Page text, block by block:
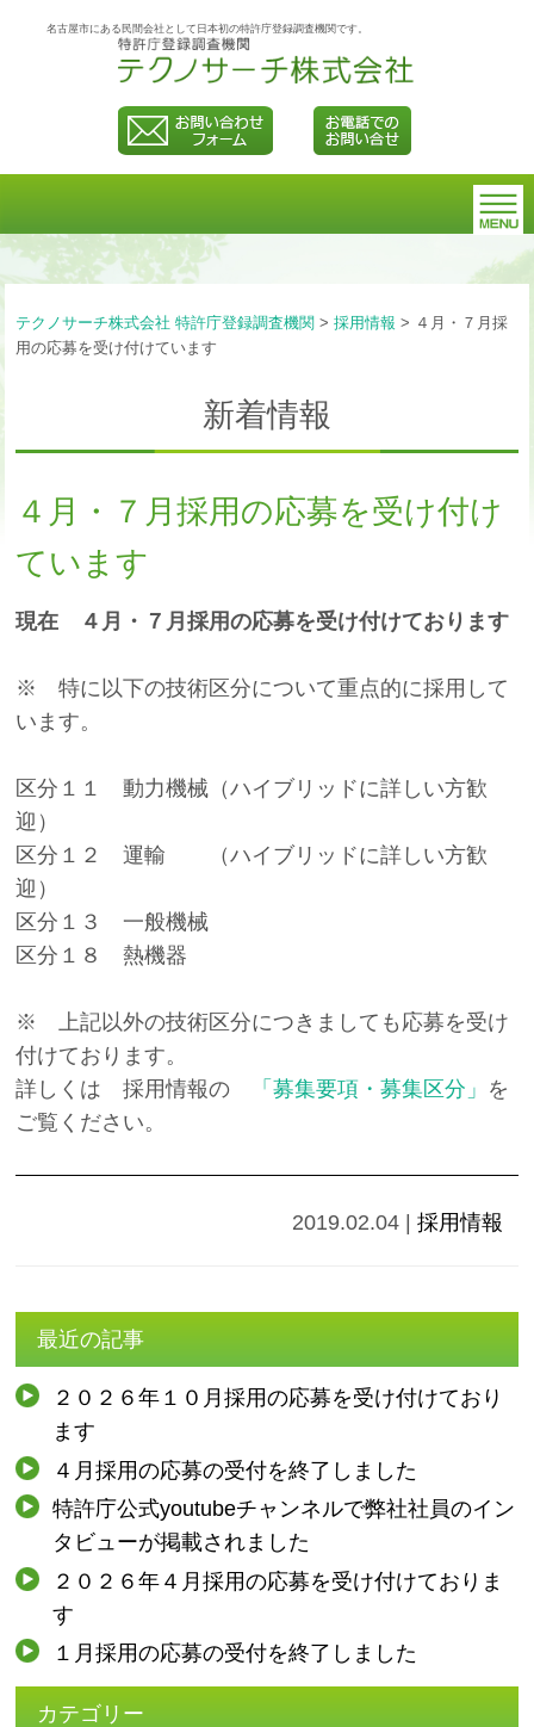
名古屋市にある民間会社として日本初の特許庁登録調査機関です。
テクノサーチ株式会社 特許庁登録調査機関 >採用情報 > ４月・７月採
用の応募を受け付けています
新着情報
４月・７月採用の応募を受け付け
ています
現在 ４月・７月採用の応募を受け付けております
※ 特に以下の技術区分について重点的に採用して
います。
区分１１ 動力機械（ハイブリッドに詳しい方歓
迎）
区分１２ 運輸 （ハイブリッドに詳しい方歓
迎）
区分１３ 一般機械
区分１８ 熱機器
※ 上記以外の技術区分につきましても応募を受け
付けております。
詳しくは 採用情報の
「募集要項・募集区分」 を
ご覧ください。
2019.02.04 |採用情報
最近の記事
２０２６年１０月採用の応募を受け付けており
ます
４月採用の応募の受付を終了しました
特許庁公式youtubeチャンネルで弊社社員のイン
タビューが掲載されました
２０２６年４月採用の応募を受け付けておりま
す
１月採用の応募の受付を終了しました
カテゴリー